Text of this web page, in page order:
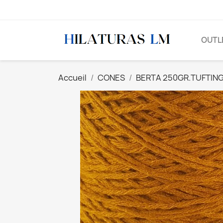
Accueil CONES BERTA